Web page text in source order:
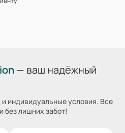
— ваш надёжный
индивидуальные условия. Все
без лишних забот!